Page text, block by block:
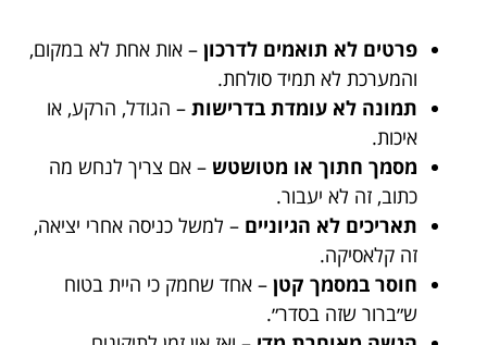
פרטים לא תואמים לדרכון – אות אחת לא במקום,
והמערכת לא תמיד סולחת.
תמונה לא עומדת בדרישות – הגודל, הרקע, או
איכות.
מסמך חתוך או מטושטש – אם צריך לנחש מה
כתוב, זה לא יעבור.
תאריכים לא הגיוניים – למשל כניסה אחרי יציאה,
זה קלאסיקה.
חוסר במסמך קטן – אחד שחמק כי היית בטוח
ש״ברור שזה בסדר״.